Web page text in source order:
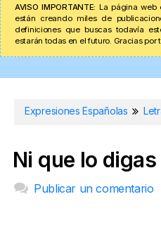
AVISO IMPORTANTE: La página web
están creando miles de
definiciones que buscas todavía
estarán todas en el futuro. Gracias por
Expresiones Españolas
Ni que lo digas
Publicar un comentario